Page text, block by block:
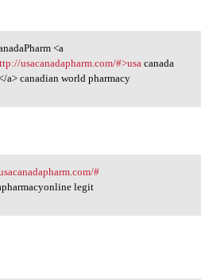
<a href=http:/
<a
usacanadapharm.com/#>usa canada
a> canadian world pharmacy
#
#
legit